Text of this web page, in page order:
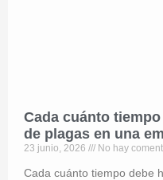
Cada cuánto
de plagas en una
23 junio, 2026 No hay
Cada cuánto tiempo debe